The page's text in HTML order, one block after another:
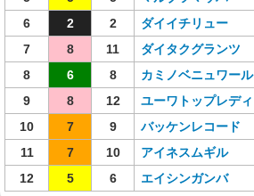
6
2 2 ダイイチリュー
7
8 11 ダイタクグランツ
8
6 8 カミノベニュワール
9
8 12 ユーワトップレディ
10
7 9 バッケンレコード
11
7 10 アイネスムギル
12
5 6 エイシンガンバ